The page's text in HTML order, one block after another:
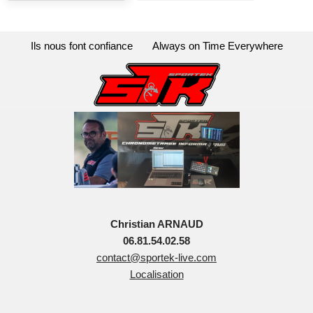
Ils nous font confiance Always on Time Everywhere
Christian ARNAUD
06.81.54.02.58
contact@sportek-live.com
Localisation